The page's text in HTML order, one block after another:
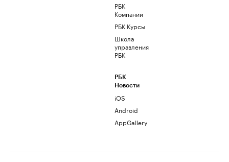
РБК
Компании
РБК Курсы
Школа
управления
РБК
РБК
Новости
iOS
Android
AppGallery